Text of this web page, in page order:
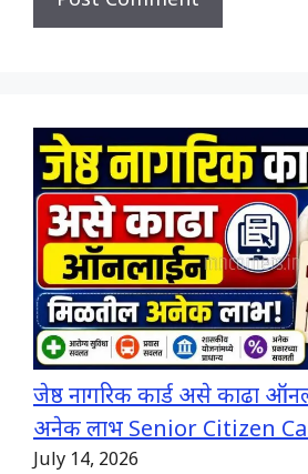
जेष्ठ नागरिक कार्ड असे काढा
अनेक लाभ Senior Citizen
July 14, 2026